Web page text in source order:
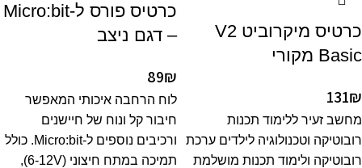
כרטיס מיקרוביט V2
Basic מקורי
131₪
מחשב זעיר ללימוד תכנות
רובוטיקה וטכנולוגיה לילדים ערכת
רובוטיקה ולימוד תכנות מושלמת
כרטיס פורס ל-Micro:bit
– דגם ניצב
89₪
לוח הרחבה איכותי המאפשר
חיבור קל ונוח של חיישנים
ורכיבים נוספים ל-Micro:bit. כולל
תמיכה במתח חיצוני (6-12V),